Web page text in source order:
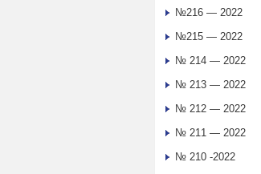
№216 — 2022
№215 — 2022
№ 214 — 2022
№ 213 — 2022
№ 212 — 2022
№ 211 — 2022
№ 210 -2022